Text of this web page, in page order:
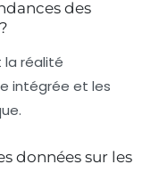
des
la réalité
intégrée et les
données sur les